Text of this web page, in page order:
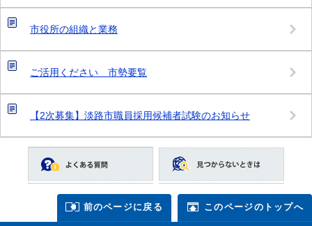
市役所の組織と業務
ご活用ください 市勢要覧
【2次募集】淡路市職員採用候補者試験のお知らせ
前のページに戻る このページのトップへ